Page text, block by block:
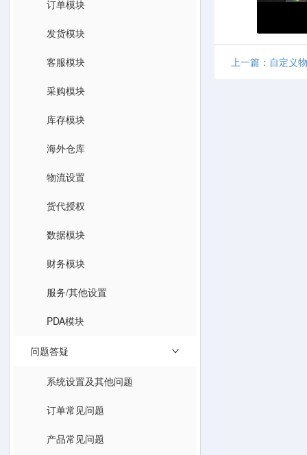
订单模块
发货模块
客服模块
采购模块
库存模块
海外仓库
物流设置
货代授权
数据模块
财务模块
服务/其他设置
PDA模块
问题答疑
系统设置及其他问题
订单常见问题
产品常见问题
上一篇：自定义